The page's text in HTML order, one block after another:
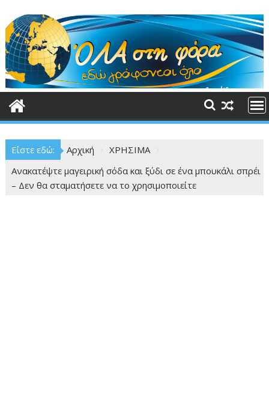
στο
περιεχόμενο
Είστε εδώ: Αρχική
ΧΡΗΣΙΜΑ
Ανακατέψτε μαγειρική σόδα και ξύδι σε ένα μπουκάλι σπρέι
– Δεν θα σταματήσετε να το χρησιμοποιείτε